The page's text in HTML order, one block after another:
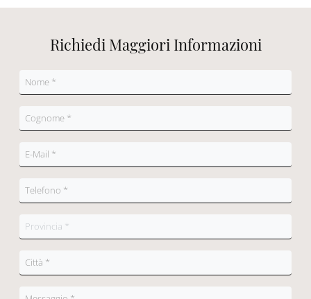
Richiedi Maggiori Informazioni